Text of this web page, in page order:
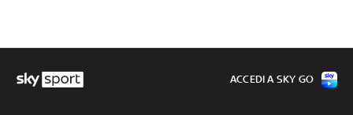
ACCEDI A SKY GO